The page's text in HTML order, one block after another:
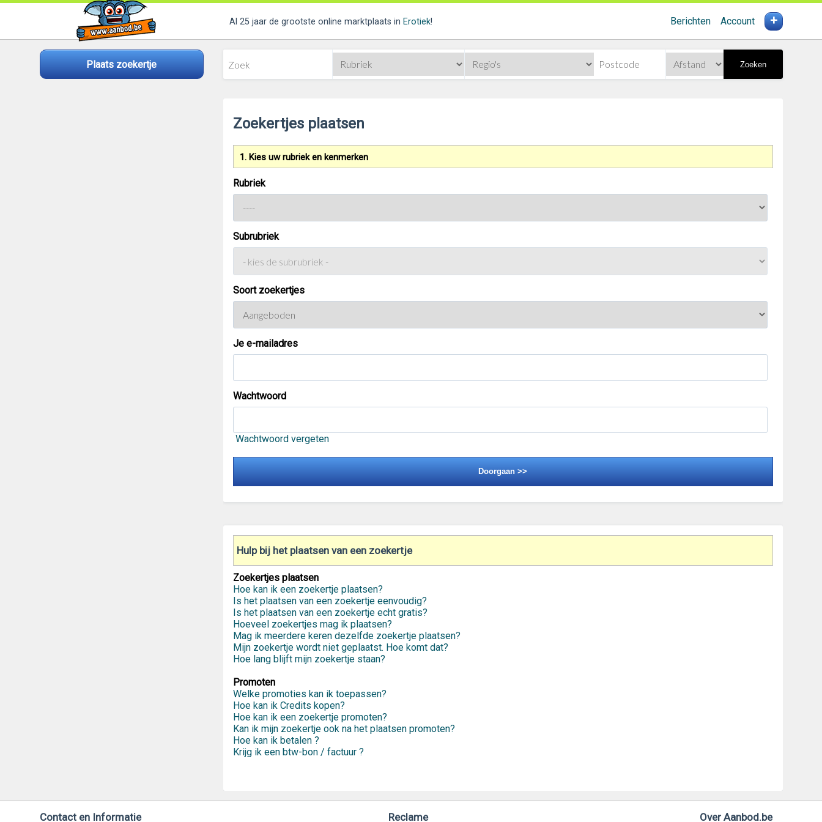
Al 25 jaar de grootste online marktplaats in Erotiek! Berichten Account +
Plaats zoekertje Zoeken
Zoekertjes plaatsen
1. Kies uw rubriek en kenmerken
Rubriek
Subrubriek
Soort zoekertjes
Je e-mailadres
Wachtwoord
Wachtwoord vergeten
Hulp bij het plaatsen van een zoekertje
Zoekertjes plaatsen
Hoe kan ik een zoekertje plaatsen?
Is het plaatsen van een zoekertje eenvoudig?
Is het plaatsen van een zoekertje echt gratis?
Hoeveel zoekertjes mag ik plaatsen?
Mag ik meerdere keren dezelfde zoekertje plaatsen?
Mijn zoekertje wordt niet geplaatst. Hoe komt dat?
Hoe lang blijft mijn zoekertje staan?
Promoten
Welke promoties kan ik toepassen?
Hoe kan ik Credits kopen?
Hoe kan ik een zoekertje promoten?
Kan ik mijn zoekertje ook na het plaatsen promoten?
Hoe kan ik betalen ?
Krijg ik een btw-bon / factuur ?
Contact en Informatie Reclame Over Aanbod.be